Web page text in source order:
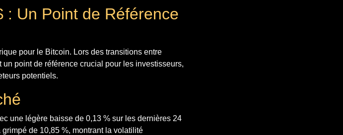
: Un Point de Référence
pour le Bitcoin. Lors des transitions entre
point de référence crucial pour les investisseurs,
potentiels.
une légère baisse de 0,13 % sur les dernières 24
de 10,85 %, montrant la volatilité